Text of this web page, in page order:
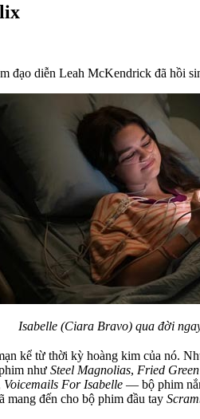
đạo diễn Leah McKendrick đã hồi
Isabelle (Ciara Bravo) qua đời
kể từ thời kỳ hoàng kim của nó.
như Steel Magnolias, Fried
Voicemails For Isabelle — bộ phim
mang đến cho bộ phim đầu tay